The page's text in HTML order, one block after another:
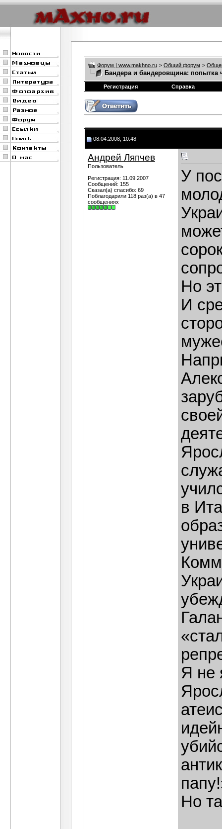
Форум | www.makhno.ru > Общий форум >
Бандера и бандеровщина: попытка
Регистрация Справка
08.04.2008, 10:48
Андрей Ляпчев
Пользователь
Регистрация: 11.09.2007
Сообщений: 155
Сказал(а) спасибо: 69
Поблагодарили 118 раз(а) в 47
сообщениях
У
Но
И
в
Я не
Но